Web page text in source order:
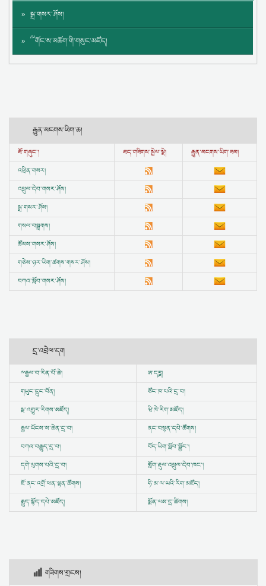
སྒྲ་གསར་ཤོས།
༸གོང་ས་མཆོག་གི་གསུང་མཛོད།
རྒྱུན་མངགས་ཡིག་ཆ།
ཐོ་གཞུང་། ཐད་གཟིགས་སྦྲེལ་སྣེ།
རྒྱུན་མངགས་ཡིག་ཟམ།
འཕྲིན་གསར།
འཕྲུལ་དེབ་གསར་ཤོས།
སྒྲ་གསར་ཤོས།
གསལ་བསྒྲགས།
ཚོམས་གསར་ཤོས།
གཅེས་ཉར་ཡིག་ཚགས་གསར་ཤོས།
བཀའ་སློབ་གསར་ཤོས།
དྲ་འབྲེལ་དག
ྋརྒྱལ་བ་རིན་པོ་ཆེ།
ཨ་དཪྴ།
གཡུང་དྲུང་བོན།
ཙོང་ཁ་པའི་དྲ་བ།
སྔ་འགྱུར་རིགས་མཛོད།
ཝི་ཁེ་རིག་མཛོད།
རྒྱལ་ཡོངས་ས་ཆེན་དྲ་བ།
ནང་བསྟན་དཔེ་ཚོགས།
བཀའ་བརྒྱུད་དྲ་བ།
བོད་ཡིག་སློབ་སྦྱོང་།
དགེ་ལུགས་པའི་དྲ་བ།
གློག་རྡུལ་འཕྲུལ་དེབ་ཁང་།
ཇོ་ནང་འགྲོ་ཕན་ལྷན་ཚོགས།
ཧི་མ་ལ་ཡའི་རིག་མཛོད།
རྒྱུད་སྟོད་དཔེ་མཛོད།
སྨོན་ལམ་དྲ་ཚིགས།